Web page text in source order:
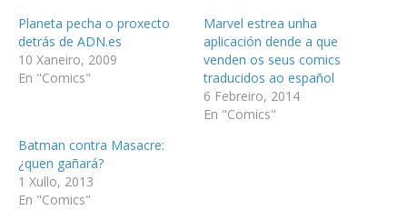
Planeta pecha o proxecto
detrás de ADN.es
10 Xaneiro, 2009
En "Comics"
Marvel estrea unha
aplicación dende a que
venden os seus comics
traducidos ao español
6 Febreiro, 2014
En "Comics"
Batman contra Masacre:
¿quen gañará?
1 Xullo, 2013
En "Comics"